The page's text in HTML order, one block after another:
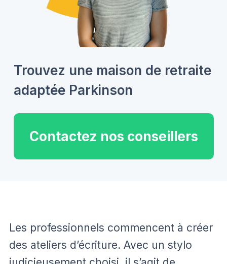
Trouvez une maison de retraite
adaptée Parkinson
Contactez nos conseillers
Les professionnels commencent à créer
des ateliers d’écriture. Avec un stylo